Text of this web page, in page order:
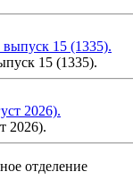
15 (1335).
2026).
отделение